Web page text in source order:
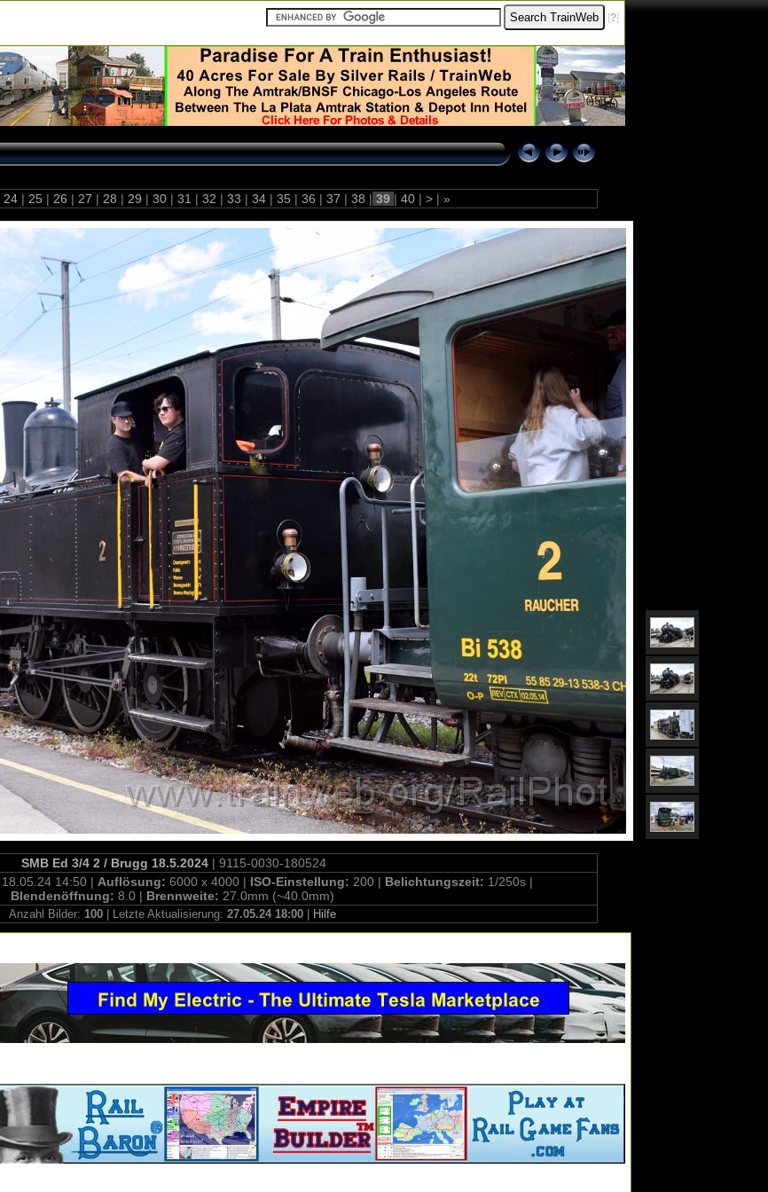
[?]
24 | 25 | 26 | 27 | 28 | 29 | 30 | 31 | 32 | 33 | 34 | 35 | 36 | 37 | 38 | 39 | 40 | > | »
SMB Ed 3/4 2 / Brugg 18.5.2024 | 9115-0030-180524
18.05.24 14:50 | Auflösung: 6000 x 4000 | ISO-Einstellung: 200 | Belichtungszeit: 1/250s |
Blendenöffnung: 8.0 | Brennweite: 27.0mm (~40.0mm)
Anzahl Bilder: 100| Letzte Aktualisierung: 27.05.24 18:00| Hilfe